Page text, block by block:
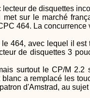
de disquettes
sur le marché
464. La concurrence
464, avec lequel il
de disquettes 3
surtout le CP/M
a remplacé les
d'Amstrad, au